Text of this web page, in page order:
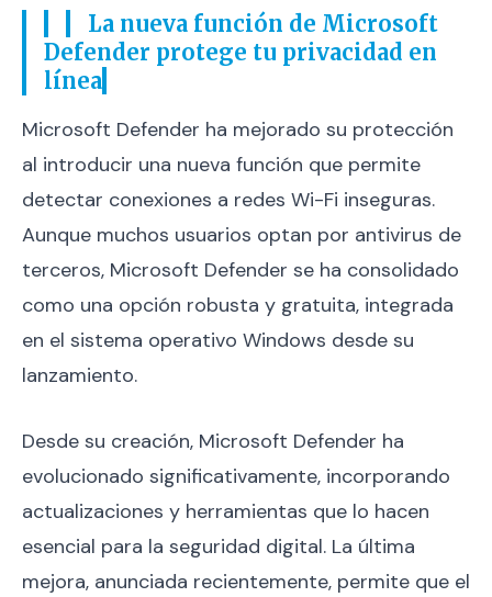
La nueva función de Microsoft
Defender protege tu privacidad en
línea
Microsoft Defender ha mejorado su protección
al introducir una nueva función que permite
detectar conexiones a redes Wi-Fi inseguras.
Aunque muchos usuarios optan por antivirus de
terceros, Microsoft Defender se ha consolidado
como una opción robusta y gratuita, integrada
en el sistema operativo Windows desde su
lanzamiento.
Desde su creación, Microsoft Defender ha
evolucionado significativamente, incorporando
actualizaciones y herramientas que lo hacen
esencial para la seguridad digital. La última
mejora, anunciada recientemente, permite que el